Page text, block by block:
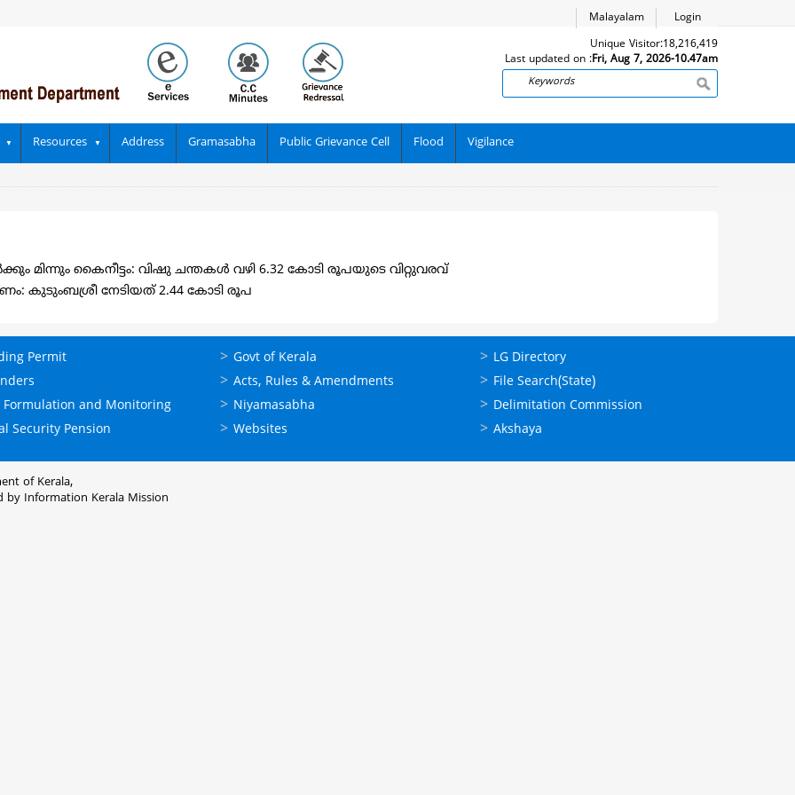
Login
Malayalam
Unique Visitor:18,216,419
Last updated on :Fri, Aug 7, 2026-10.47am
Search
Resources Address Gramasabha Public Grievance Cell Flood Vigilance
മിന്നും കൈനീട്ടം: വിഷു ചന്തകൾ വഴി 6.32 കോടി രൂപയുടെ വിറ്റുവരവ്
കുടുംബശ്രീ നേടിയത് 2.44 കോടി രൂപ
Permit
Formulation and Monitoring
Security Pension
ഉപയോഗപ്രദമായ
കണ്ണികള്‍
Govt of Kerala
Acts, Rules & Amendments
Niyamasabha
Websites
ഉപയോഗപ്രദമായ
കണ്ണികള്‍
LG Directory
File Search(State)
Delimitation Commission
Akshaya
of Kerala,
by Information Kerala Mission